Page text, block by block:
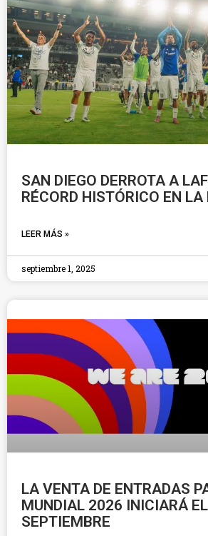
SAN DIEGO DERROTA A
RÉCORD HISTÓRICO EN LA
LEER MÁS »
septiembre 1, 2025
LA VENTA DE ENTRADAS
MUNDIAL 2026 INICIARÁ
SEPTIEMBRE